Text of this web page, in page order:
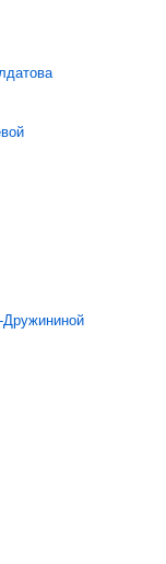
Дружининой